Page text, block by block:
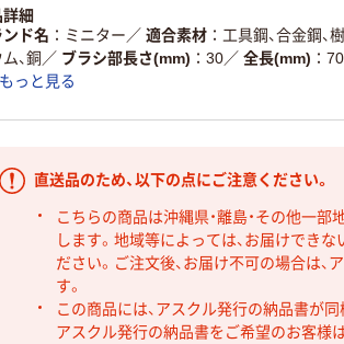
細
ンド名
ミニター ／ 適合素材
工具鋼、合金鋼、
、銅 ／ ブラシ部長さ(mm) 30／ 全長(mm)
もっと見る
直送品のため、以下の点にご注意ください。
こちらの商品は沖縄県・離島・その他一部
します。地域等によっては、お届けでき
ださい。ご注文後、お届け不可の場合は
す。
この商品には、アスクル発行の納品書が
アスクル発行の納品書をご希望のお客様